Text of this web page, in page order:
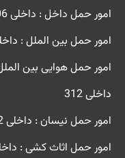
امور حمل داخل : داخلی 306
امور حمل بین الملل : داخلی
امور حمل هوایی بین الملل :
داخلی 312
امور حمل نیسان : داخلی 612
امور حمل اثاث کشی : داخلی